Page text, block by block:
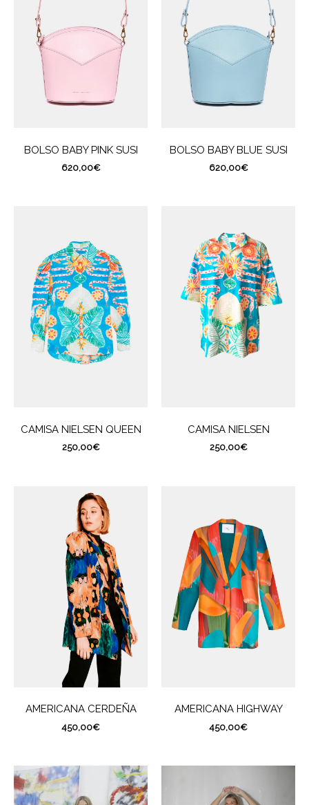
BOLSO BABY PINK SUSI
620,00€
BOLSO BABY BLUE SUSI
620,00€
CAMISA NIELSEN QUEEN
250,00€
CAMISA NIELSEN
250,00€
AMERICANA CERDEÑA
450,00€
AMERICANA HIGHWAY
450,00€